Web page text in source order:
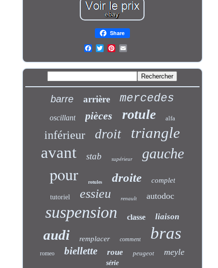
Share
barre arrière mercedes
oscillant pièces rotule alfa
inférieur droit triangle
avant stab supérieur gauche
pour rotules droite complet
tutoriel essieu renault autodoc
suspension classe liaison
audi remplacer comment bras
romeo biellette roue peugeot meyle
série